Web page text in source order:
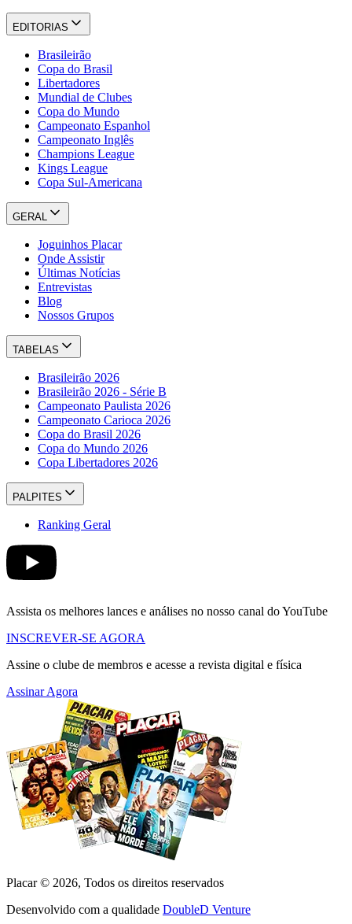
EDITORIAS
Brasileirão
Copa do Brasil
Libertadores
Mundial de Clubes
Copa do Mundo
Campeonato Espanhol
Campeonato Inglês
Champions League
Kings League
Copa Sul-Americana
GERAL
Joguinhos Placar
Onde Assistir
Últimas Notícias
Entrevistas
Blog
Nossos Grupos
TABELAS
Brasileirão 2026
Brasileirão 2026 - Série B
Campeonato Paulista 2026
Campeonato Carioca 2026
Copa do Brasil 2026
Copa do Mundo 2026
Copa Libertadores 2026
PALPITES
Ranking Geral
Assista os melhores lances e análises no nosso canal do YouTube
INSCREVER-SE AGORA
Assine o clube de membros e acesse a revista digital e física
Assinar Agora
Placar © 2026, Todos os direitos reservados
Desenvolvido com a qualidade DoubleD Venture